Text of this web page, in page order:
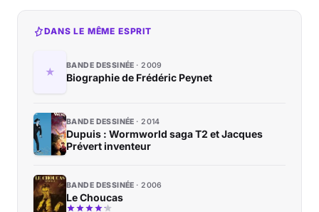
DANS LE MÊME ESPRIT
BANDE DESSINÉE 2009
Biographie de Frédéric Peynet
BANDE DESSINÉE 2014
Dupuis : Wormworld saga T2 et Jacques
Prévert inventeur
BANDE DESSINÉE 2006
Le Choucas